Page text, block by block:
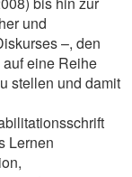
und
–, den
eine Reihe
stellen und damit
Lernen